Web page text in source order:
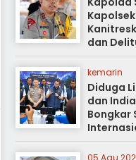
dan
kemarin
Diduga
dan
Bongkar
05 Agu